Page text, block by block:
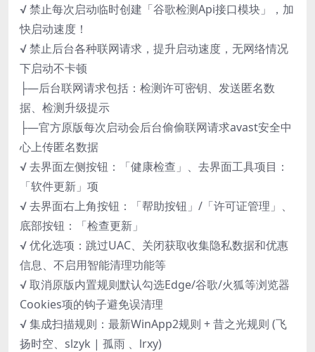
√ 禁止每次启动临时创建「谷歌检测Api接口模块」，加
快启动速度！
√ 禁止后台各种联网请求，提升启动速度，无网络情况
下启动不卡顿
├—后台联网请求包括：检测许可密钥、发送匿名数
据、检测升级提示
├—官方原版每次启动会后台偷偷联网请求avast安全中
心上传匿名数据
√ 去界面左侧按钮：「健康检查」、去界面工具项目：
「软件更新」项
√ 去界面右上角按钮：「帮助按钮」/「许可证管理」、
底部按钮：「检查更新」
√ 优化选项：跳过UAC、关闭获取收集隐私数据和优惠
信息、不启用智能清理功能等
√ 取消原版内置规则默认勾选Edge/谷歌/火狐等浏览器
Cookies项的钩子避免误清理
√ 集成扫描规则：最新WinApp2规则 + 昔之光规则 (飞
扬时空、slzyk | 孤雨 、lrxy)